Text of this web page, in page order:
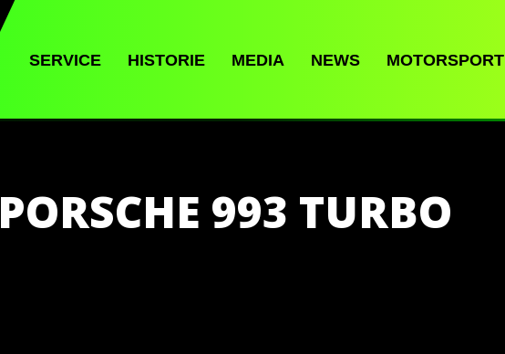
SERVICE HISTORIE MEDIA NEWS MOTORSPORT
PORSCHE 993 TURBO